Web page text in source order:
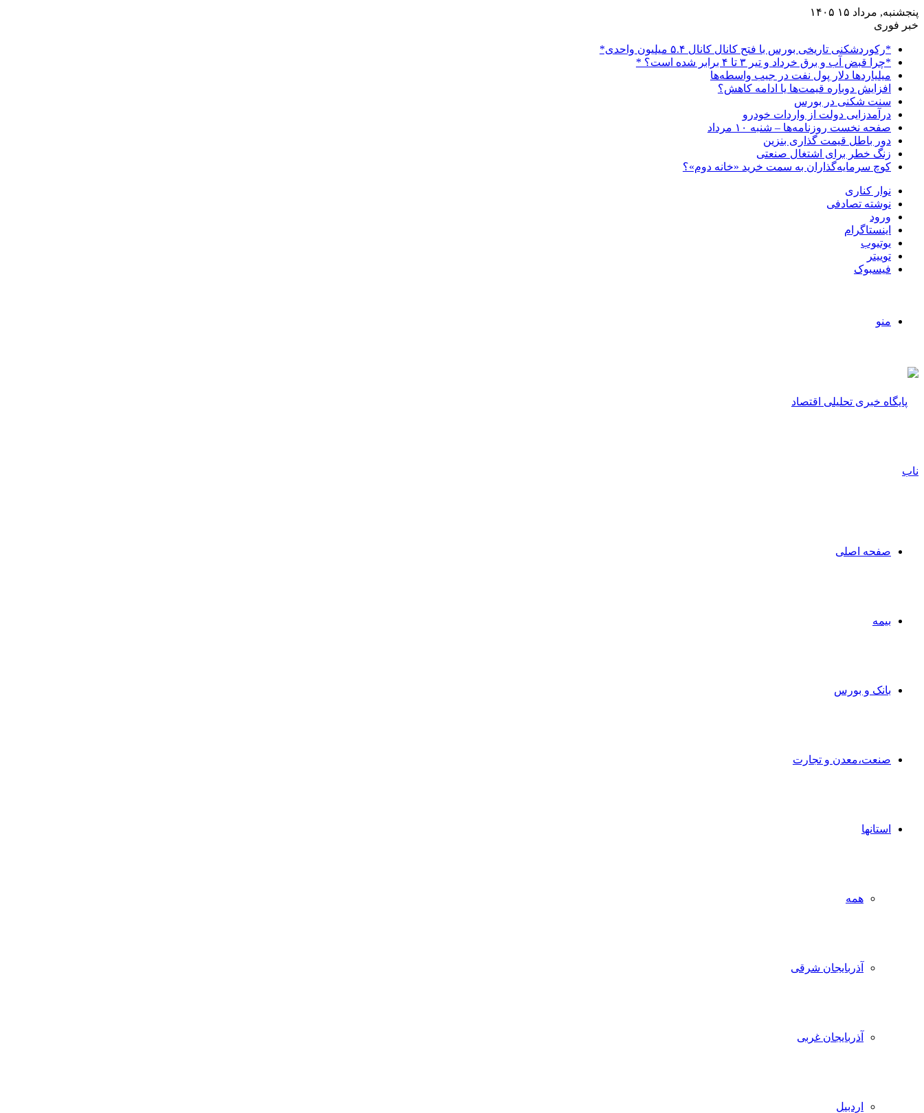
پنجشنبه, مرداد ۱۵ ۱۴۰۵
خبر فوری
*رکوردشکنی تاریخی بورس با فتح کانال کانال ۵.۴ میلیون واحدی*
*چرا قبض آب و برق خرداد و تیر ۳ تا ۴ برابر شده است؟ *
میلیاردها دلار پول نفت در جیب واسطه‌ها
افزایش دوباره قیمت‌ها یا ادامه کاهش؟
سنت شکنی در بورس
درآمدزایی دولت از واردات خودرو
صفحه نخست روزنامه‌ها – شنبه ۱۰ مرداد
دور باطل قیمت گذاری بنزین
زنگ خطر برای اشتغال صنعتی
کوچ سرمایه‌گذاران به سمت خرید «خانه دوم»؟
نوار کناری
نوشته تصادفی
ورود
اینستاگرام
یوتیوب
توییتر
فیسبوک
منو
صفحه اصلی
بیمه
بانک و بورس
صنعت،معدن و تجارت
استانها
همه
آذربایجان شرقی
آذربایجان غربی
اردبیل